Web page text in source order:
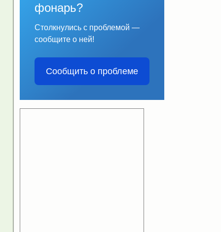
фонарь?
Столкнулись с проблемой —
сообщите о ней!
Сообщить о проблеме